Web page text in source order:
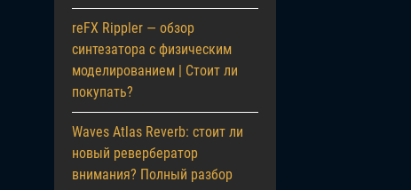
reFX Rippler — обзор
синтезатора с физическим
моделированием | Стоит ли
покупать?
Waves Atlas Reverb: стоит ли
новый ревербератор
внимания? Полный разбор